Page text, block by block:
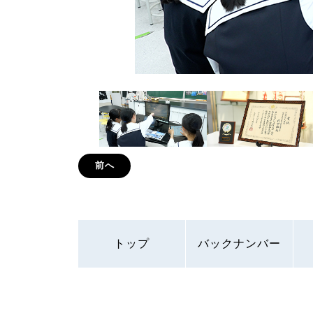
前へ
トップ バックナンバー